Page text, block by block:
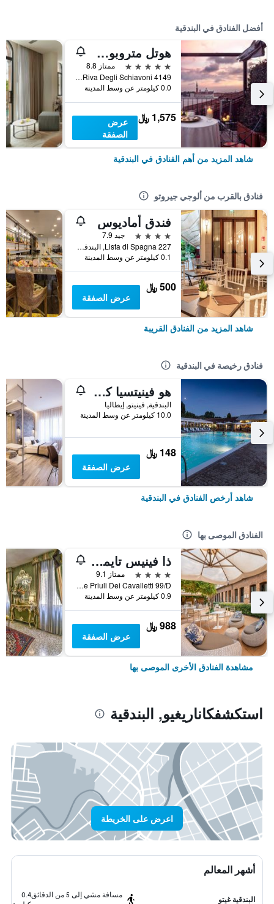
أفضل الفنادق في البندقية
هوتل متروبول فينيتسيا
5 نجوم
ممتاز 8.8
Riva Degli Schiavoni 4149, البندقية, فينيتو, إيطاليا
0.0 كيلومتر عن وسط المدينة
1,575 ﷼
عرض
الصفقة
شاهد المزيد من أهم الفنادق في البندقية
فنادق بالقرب من ألوجي جيروتو
فندق أماديوس
4 نجوم
جيد 7.9
Lista di Spagna 227, البندقية, فينيتو, إيطاليا
0.1 كيلومتر عن وسط المدينة
500 ﷼
عرض الصفقة
شاهد المزيد من الفنادق القريبة
فنادق رخيصة في البندقية
هو فينيتسيا كامبنج إن تاون
البندقية, فينيتو, إيطاليا
10.0 كيلومتر عن وسط المدينة
148 ﷼
عرض الصفقة
شاهد أرخص الفنادق في البندقية
الفنادق الموصى بها
ذا فينيس تايمز هوتل، فينيت كوليكش باي آيتش جي
4 نجوم
ممتاز 9.1
Calle Priuli Dei Cavalletti 99/D, البندقية, فينيتو, إيطاليا
0.9 كيلومتر عن وسط المدينة
988 ﷼
عرض الصفقة
مشاهدة الفنادق الأخرى الموصى بها
استكشفكاناريغيو, البندقية
اعرض على الخريطة
أشهر المعالم
البندقية غيتو
مسافة مشي إلى 5 من الدقائق
0.4